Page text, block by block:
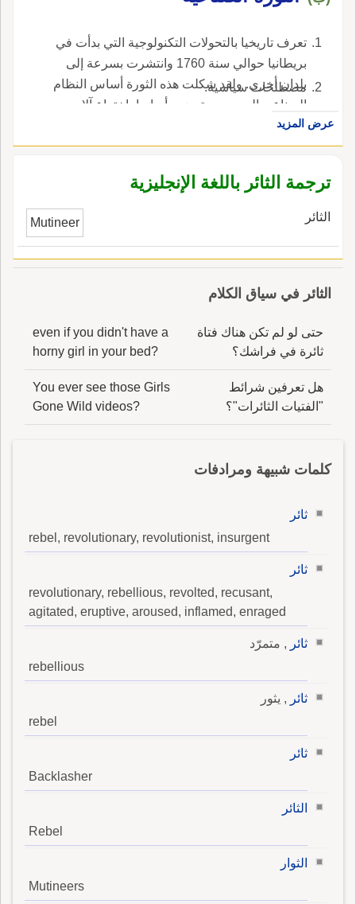
تعرف تاريخيا بالتحولات التكنولوجية التي بدأت في
بريطانيا حوالي سنة 1760 وانتشرت بسرعة إلى
بلدان أخرى. ولقد شكلت هذه الثورة أساس النظام
الصناعي العصري. وتميزت أساسا باختراع آلات
جديدة أدت إلى إنتاج صناعي على نطاق واسع
وبروز الصناعيين الذين ترأسوا مؤسسات صناعية
التجارة ونمو المدن وخلو الأرياف من السكان.
مصطلحات سياسية.
عرض المزيد
ترجمة الثائر باللغة الإنجليزية
الثائر Mutineer
الثائر في سياق الكلام
حتى لو لم تكن هناك فتاة
ثائرة في فراشك؟
even if you didn't have a
horny girl in your bed?
هل تعرفين شرائط
"الفتيات الثائرات"؟
You ever see those Girls
Gone Wild videos?
كلمات شبيهة ومرادفات
ثائر
rebel, revolutionary, revolutionist, insurgent
ثائر
revolutionary, rebellious, revolted, recusant,
agitated, eruptive, aroused, inflamed, enraged
ثائر , متمرّد
rebellious
ثائر , يثور
rebel
ثائر
Backlasher
الثائر
Rebel
الثوار
Mutineers